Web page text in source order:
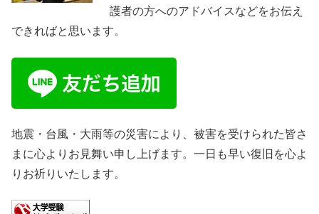
護者の方へのアドバイスなどをお伝え
できればと思います。
地震・台風・大雨等の災害により、被害を受けられた皆さ
まに心よりお見舞い申し上げます。一日も早い復旧を心よ
りお祈りいたします。